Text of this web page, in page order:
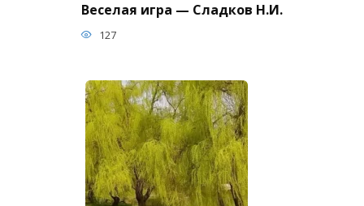
Веселая игра — Сладков Н.И.
127